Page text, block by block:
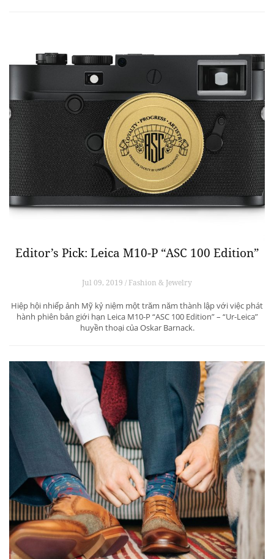
Editor’s Pick: Leica M10-P “ASC 100 Edition”
Jul 09, 2019 / Fashion & Jewelry
Hiệp hội nhiếp ảnh Mỹ kỷ niệm một trăm năm thành lập với việc phát
hành phiên bản giới hạn Leica M10-P “ASC 100 Edition” – “Ur-Leica”
huyền thoại của Oskar Barnack.